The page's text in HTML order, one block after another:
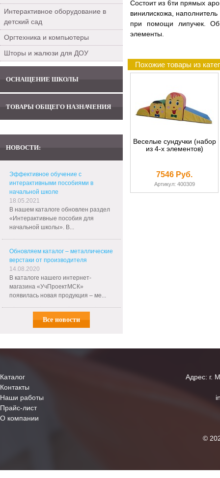
Интерактивное оборудование в
детский сад
Оргтехника и компьютеры
Шторы и жалюзи для ДОУ
ОСНАЩЕНИЕ ШКОЛЫ
ТОВАРЫ ОБЩЕГО НАЗНАЧЕНИЯ
НОВОСТИ:
Эффективное обучение с
интерактивными пособиями в
начальной школе
18.05.2021
В нашем каталоге обновлен раздел
«Интерактивные пособия для
начальной школы». В...
Обновляем каталог – металлические
верстаки от производителя
14.08.2020
В каталоге нашего интернет-
магазина «УчПроектМСК»
появилась новая продукция – ме...
Все новости
Состоит из 6ти прямых
винилискожа,
при помощи липучек.
элементы.
Похожие товары из
Веселые сундучки (набор
из 4-х элементов)
7546 Руб.
Артикул: 400309
Каталог
Контакты
Наши работы
Прайс-лист
О компании
Адрес: г.
©